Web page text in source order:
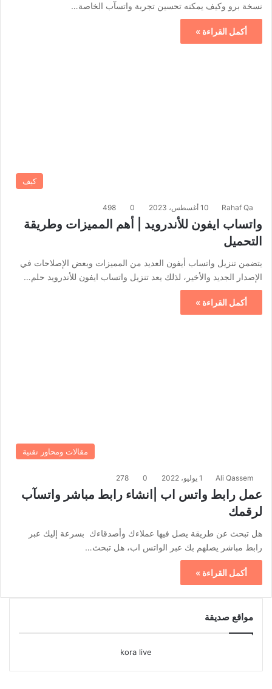
نسخة برو وكيف يمكنه تحسين تجربة واتسآب الخاصة…
أكمل القراءة »
كيف
Rahaf Qa 10 أغسطس، 2023 0
498
واتساب ايفون للأندرويد | أهم المميزات وطريقة
التحميل
يتضمن تنزيل واتساب أيفون العديد من المميزات وبعض الإصلاحات في
الإصدار الجديد والأخير، لذلك يعد تنزيل واتساب ايفون للأندرويد حلم…
أكمل القراءة »
مقالات ومحاور تقنية
Ali Qassem 1 يوليو، 2022 0
278
عمل رابط واتس اب |انشاء رابط مباشر واتسآب
لرقمك
هل تبحث عن طريقة يصل فيها عملاءك وأصدقاءك بسرعة إليك عبر
رابط مباشر يصلهم بك عبر الواتس اب، هل تبحث…
أكمل القراءة »
مواقع صديقة
kora live